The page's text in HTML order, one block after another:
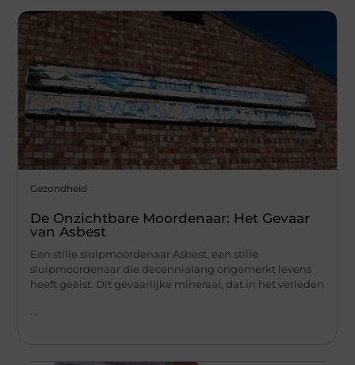
Gezondheid
De Onzichtbare Moordenaar: Het Gevaar
van Asbest
Een stille sluipmoordenaar Asbest, een stille
sluipmoordenaar die decennialang ongemerkt levens
heeft geëist. Dit gevaarlijke mineraal, dat in het verleden